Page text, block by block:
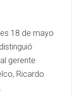
18 de mayo
gerente
Ricardo